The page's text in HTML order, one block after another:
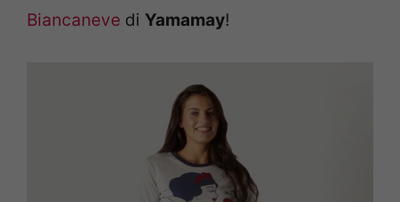
Biancaneve di Yamamay!